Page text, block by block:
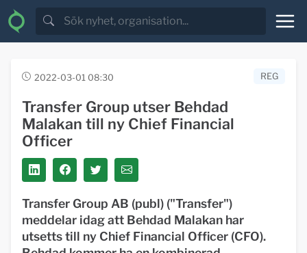
2022-03-01 08:30 REG
Transfer Group utser Behdad
Malakan till ny Chief Financial
Officer
Transfer Group AB (publ) ("Transfer")
meddelar idag att Behdad Malakan har
utsetts till ny Chief Financial Officer (CFO).